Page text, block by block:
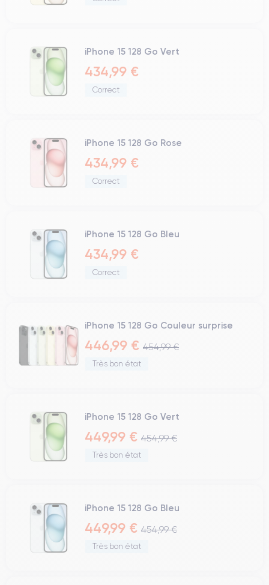
iPhone 15 128 Go Vert
434,99 €
Correct
iPhone 15 128 Go Rose
434,99 €
Correct
iPhone 15 128 Go Bleu
434,99 €
Correct
iPhone 15 128 Go Couleur surprise
446,99 € 454,99 €
Très bon état
iPhone 15 128 Go Vert
449,99 € 454,99 €
Très bon état
iPhone 15 128 Go Bleu
449,99 € 454,99 €
Très bon état